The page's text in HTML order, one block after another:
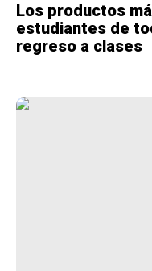
Los productos
estudiantes de
regreso a clases